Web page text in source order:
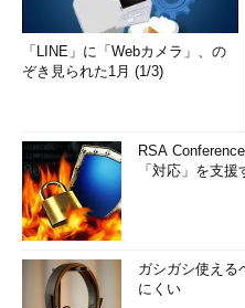
「LINE」に「Webカメラ」、の
ぞき見られた1月 (1/3)
RSA
「対応」を支
ガシガシ使える
にくい